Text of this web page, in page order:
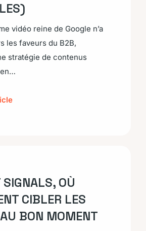
vidéo reine de Google n’a
les faveurs du B2B,
stratégie de contenus
SIGNALS, OÙ
CIBLER LES
BON MOMENT